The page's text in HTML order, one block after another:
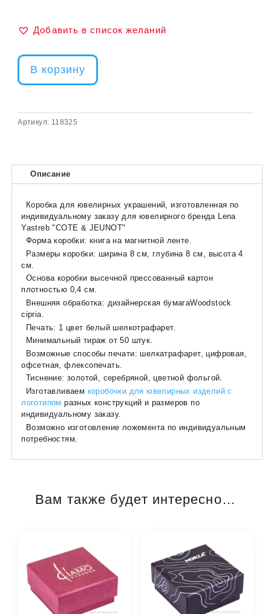
Добавить в список желаний
В корзину
Артикул: 118325
Описание
Коробка для ювелирных украшений, изготовленная по
индивидуальному заказу для ювелирного бренда Lena
Yastreb "COTE & JEUNOT"
Форма коробки: книга на магнитной ленте.
Размеры коробки: ширина 8 см, глубина 8 см, высота 4
см.
Основа коробки высечной прессованный картон
плотностью 0,4 см.
Внешняя обработка: дизайнерская бумагаWoodstock
cipria.
Печать: 1 цвет белый шелкотрафарет.
Минимальный тираж от 50 штук.
Возможные способы печати: шелкатрафарет, цифровая,
офсетная, флексопечать.
Тиснение: золотой, серебряной, цветной фольгой.
Изготавливаем коробочки для ювелирных изделий с
логотипом разных конструкций и размеров по
индивидуальному заказу.
Возможно изготовление ложемента по индивидуальным
потребностям.
Вам также будет интересно…